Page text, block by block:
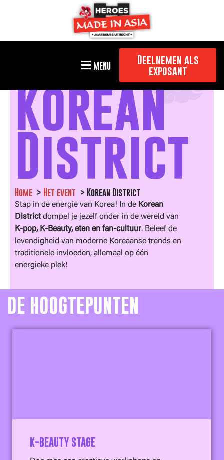
MENU
Deelnemen als
exposant
Korean
District
Home Het event Korean District
Stap in de energie van Korea! In de Korean
Districtdompel je jezelf onder in de wereld van
K-pop, K-Beauty, eten en fan-cultuur. Beleef de
levendigheid van moderne Koreaanse trends en
traditionele invloeden, allemaal op één
energieke plek!
DE HOOGTEPUNTEN
K-BEAUTY STAGE